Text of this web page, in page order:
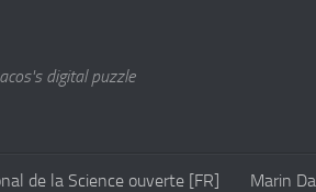
digital puzzle
de la Science ouverte [FR] Marin